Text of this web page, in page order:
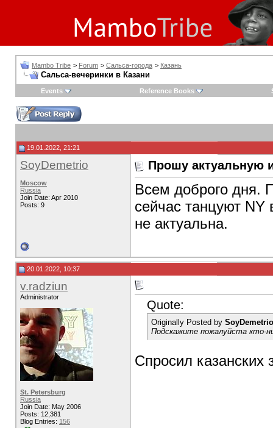
Mambo Tribe > Forum > Сальса-города > Казань
Сальса-вечеринки в Казани
Events Reference Books
19.01.2022, 21:21
SoyDemetrio
Moscow
Russia
Join Date: Apr 2010
Posts: 9
Прошу актуальную
Всем доброго дня.
сейчас танцуют
не актуальна.
20.01.2022, 10:37
v.radziun
Administrator
St. Petersburg
Russia
Join Date: May 2006
Posts: 12,381
Blog Entries: 156
Quote:
Originally Posted by SoyDemetrio
Подскажите пожалуйста кто-
Спросил казанских